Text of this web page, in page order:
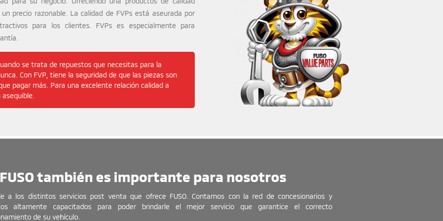
precio razonable. La calidad de FVPs está aseurada por
para los clientes. FVPs es especialmente para
se trata de repuestos que necesitas para la
Con FVP, tiene la seguridad de que las piezas son
pagar más. Para una excelente relación calidad a
también es importante para nosotros
a los distintos servicios post venta que ofrece FUSO. Contamos con la red de concesionarios y
altamente capacitados para poder brindarle el mejor servicio que garantice el correcto
de su vehículo.